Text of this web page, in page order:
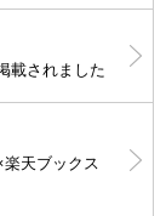
載されました
天ブックス